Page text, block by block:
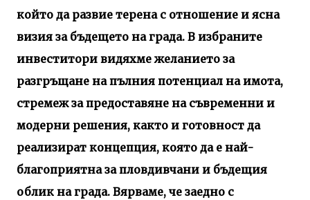
който да развие терена с отношение и ясна
визия за бъдещето на града. В избраните
инвеститори видяхме желанието за
разгръщане на пълния потенциал на имота,
стремеж за предоставяне на съвременни и
модерни решения, както и готовност да
реализират концепция, която да е най-
благоприятна за пловдивчани и бъдещия
облик на града. Вярваме, че заедно с